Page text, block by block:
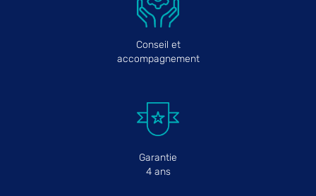
Conseil et
accompagnement
Garantie
4 ans